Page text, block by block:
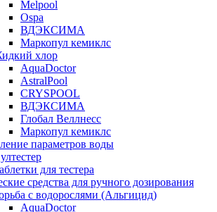
Melpool
Ospa
ВДЭКСИМА
Маркопул кемиклс
хлор
AquaDoctor
AstralPool
CRYSPOOL
ВДЭКСИМА
Глобал Веллнесс
Маркопул кемиклс
параметров воды
для тестера
средства для ручного дозирования
с водорослями (Альгицид)
AquaDoctor